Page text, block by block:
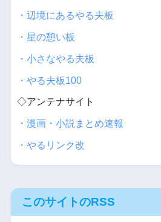
・辺境にあるやる夫板
・星の憩い板
・小さなやる夫板
・やる夫板100
◇アンテナサイト
・漫画・小説まとめ速報
・やるリンク改
このサイトのRSS